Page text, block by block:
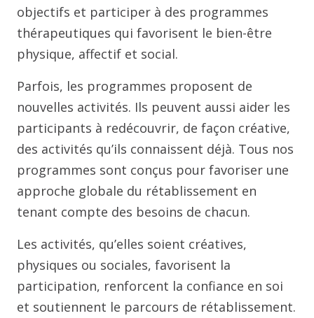
objectifs et participer à des programmes
thérapeutiques qui favorisent le bien-être
physique, affectif et social.
Parfois, les programmes proposent de
nouvelles activités. Ils peuvent aussi aider les
participants à redécouvrir, de façon créative,
des activités qu’ils connaissent déjà. Tous nos
programmes sont conçus pour favoriser une
approche globale du rétablissement en
tenant compte des besoins de chacun.
Les activités, qu’elles soient créatives,
physiques ou sociales, favorisent la
participation, renforcent la confiance en soi
et soutiennent le parcours de rétablissement.